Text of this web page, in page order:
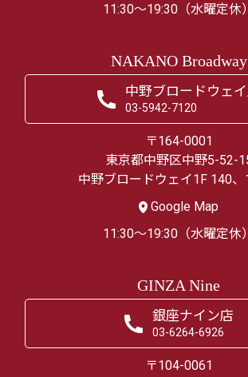
11:30～19:30（水曜定休）
NAKANO Broadway
中野ブロードウェ
03-5942-7120
〒164-0001
東京都中野区中野5-52-
中野ブロードウェイ1F 140
Google Map
11:30～19:30（水曜定休）
GINZA Nine
銀座ナイン店
03-6264-6926
〒104-0061